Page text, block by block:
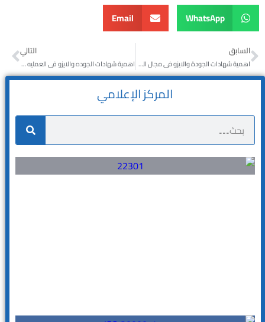
WhatsApp
Email
السابق
اهمية شهادات الجودة والايزو فى مجال الطيران
التالي
اهمية شهادات الجوده والايزو فى العمليه التعليميه
المركز الإعلامي